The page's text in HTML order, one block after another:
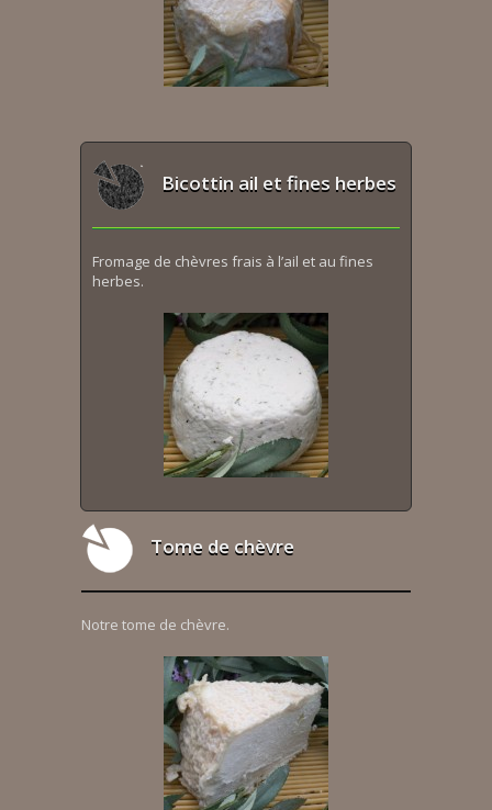
Bicottin ail et fines herbes
Fromage de chèvres frais à l’ail et au fines
herbes.
Tome de chèvre
Notre tome de chèvre.